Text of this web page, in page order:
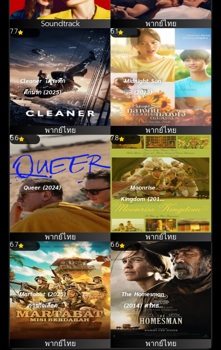
ดอร์
Soundtrack
ความทรงจำ
พากย์ไทย
7.7
Cleaner ไต่ระทึก
ตึกนรก (2025)
พากย์ไทย
6.1
Midnight Sun
(2025)
พากย์ไทย
6.6
Queer (2024)
พากย์ไทย
7.8
Moonrise
Kingdom (2012)
คู่กิ๊กซ่าส์ สารพัด
แสบ
พากย์ไทย
6.7
Martabat (2025)
ภารกิจเลือด
พากย์ไทย
6.6
The Homesman
(2014) ศรัทธา
ความหวัง แดน
เกียรติยศ
พากย์ไทย